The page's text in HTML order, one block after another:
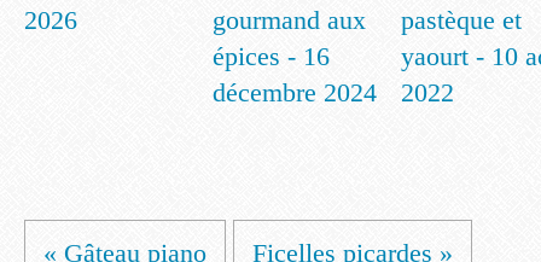
2026
gourmand aux
épices - 16
décembre 2024
pastèque et
yaourt - 10
2022
« Gâteau piano Ficelles picardes »